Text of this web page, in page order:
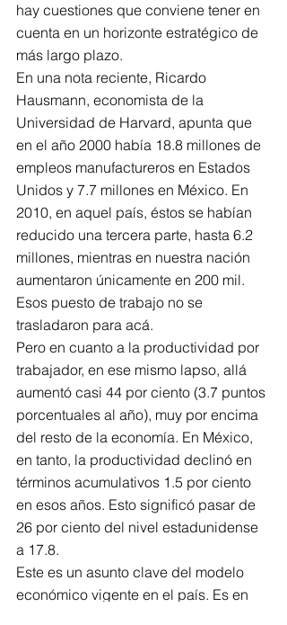
hay cuestiones que conviene tener en
cuenta en un horizonte estratégico de
más largo plazo.
En una nota reciente, Ricardo
Hausmann, economista de la
Universidad de Harvard, apunta que
en el año 2000 había 18.8 millones de
empleos manufactureros en Estados
Unidos y 7.7 millones en México. En
2010, en aquel país, éstos se habían
reducido una tercera parte, hasta 6.2
millones, mientras en nuestra nación
aumentaron únicamente en 200 mil.
Esos puesto de trabajo no se
trasladaron para acá.
Pero en cuanto a la productividad por
trabajador, en ese mismo lapso, allá
aumentó casi 44 por ciento (3.7 puntos
porcentuales al año), muy por encima
del resto de la economía. En México,
en tanto, la productividad declinó en
términos acumulativos 1.5 por ciento
en esos años. Esto significó pasar de
26 por ciento del nivel estadunidense
a 17.8.
Este es un asunto clave del modelo
económico vigente en el país. Es en